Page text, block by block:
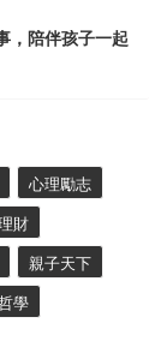
，陪伴孩子一起
心理勵志
財
親子天下
學